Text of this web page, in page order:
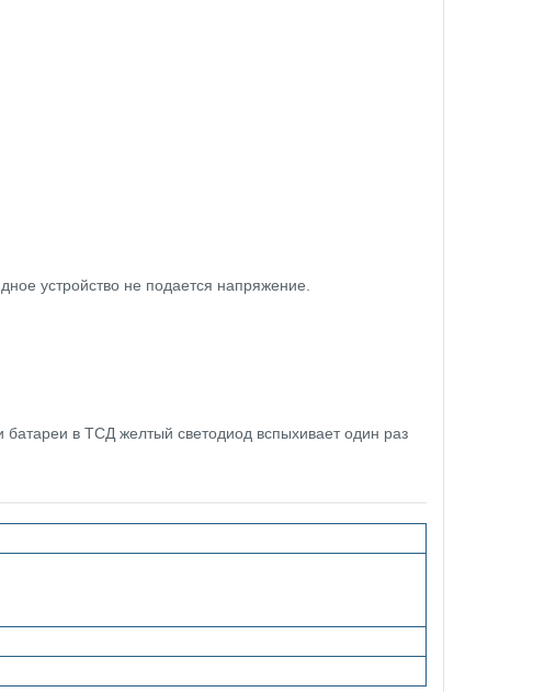
устройство не подается напряжение.
в ТСД желтый светодиод вспыхивает один раз